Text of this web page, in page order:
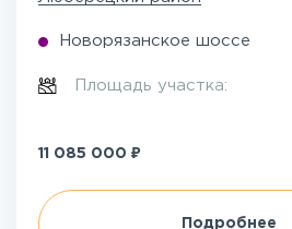
Новорязанское шоссе
Площадь участка:
11 085 000 ₽
Подробнее